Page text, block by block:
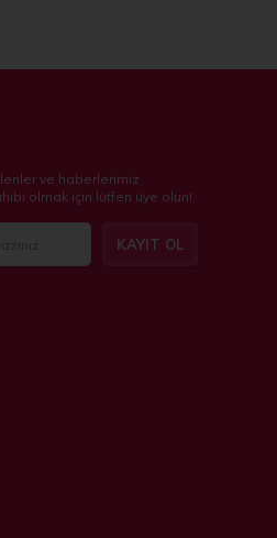
ve haberlerimiz
olmak için lütfen üye olun!
KAYIT OL